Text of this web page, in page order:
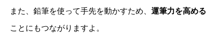
また、鉛筆を使って手先を動かすため、 運筆力を高める
ことにもつながりますよ。